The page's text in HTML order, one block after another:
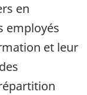
en
employés
et leur